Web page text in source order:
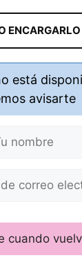
ENCARGARLO
está
avisarte